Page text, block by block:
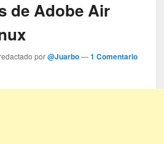
de Adobe Air
por@Juarbo —1 Comentario